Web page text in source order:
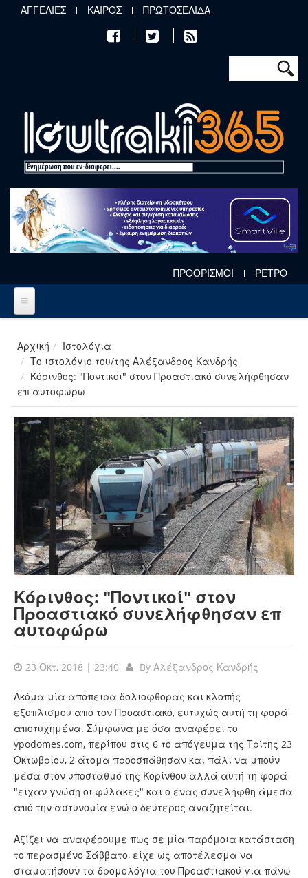
Παράκαμψη προς το κυρίως περιεχόμενο
ΑΓΓΕΛΙΕΣ ΚΑΙΡΟΣ ΠΡΩΤΟΣΕΛΙΔΑ
Φόρμα
Αναζήτηση
ΠΡΟΟΡΙΣΜΟΙ ΡΕΤΡΟ
Αρχική
Ιστολόγια
Το ιστολόγιο του/της Αλέξανδρος Κανδρής
Κόρινθος: "Ποντικοί" στον Προαστιακό συνελήφθησαν
επ αυτοφώρω
Κόρινθος: "Ποντικοί" στον
Προαστιακό συνελήφθησαν επ
αυτοφώρω
23 Οκτ, 2018 | 23:40 By Αλέξανδρος Κανδρής
Ακόμα μία απόπειρα δολιοφθοράς και κλοπής
εξοπλισμού από τον Προαστιακό, ευτυχώς αυτή τη φορά
αποτυχημένα. Σύμφωνα με όσα αναφέρει το
ypodomes.com, περίπου στις 6 το απόγευμα της Τρίτης 23
Οκτωβρίου, 2 άτομα προοσπάθησαν και πάλι να μπούν
μέσα στον υποσταθμό της Κορίνθου αλλά αυτή τη φορά
"είχαν γνώση οι φύλακες" και ο ένας συνελήφθη άμεσα
από την αστυνομία ενώ ο δεύτερος αναζητείται.
Αξίζει να αναφέρουμε πως σε μία παρόμοια κατάσταση
το περασμένο Σάββατο, είχε ως αποτέλεσμα να
σταματήσουν τα δρομολόγια του Προαστιακού για πάνω